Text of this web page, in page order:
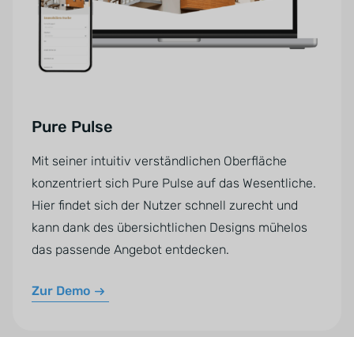
Pure Pulse
Mit seiner intuitiv verständlichen Oberfläche
konzentriert sich Pure Pulse auf das Wesentliche.
Hier findet sich der Nutzer schnell zurecht und
kann dank des übersichtlichen Designs mühelos
das passende Angebot entdecken.
Zur Demo